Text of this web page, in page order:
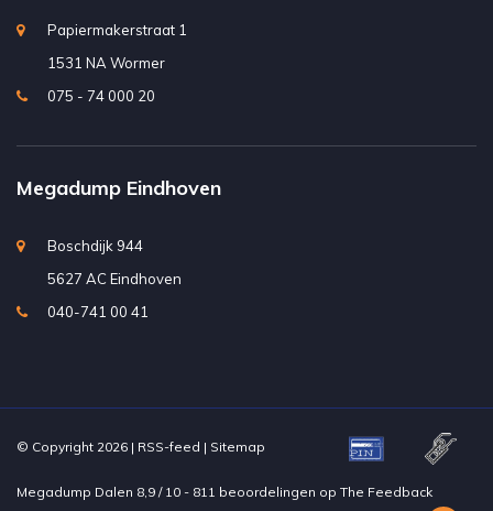
Papiermakerstraat 1
1531 NA Wormer
075 - 74 000 20
Megadump Eindhoven
Boschdijk 944
5627 AC Eindhoven
040-741 00 41
© Copyright 2026 | RSS-feed | Sitemap
Megadump Dalen 8,9 / 10 - 811 beoordelingen op The Feedback